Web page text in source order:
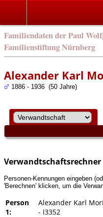
Familiendaten der Paul
Familienstiftung Nürnberg
Alexander Karl
1886 - 1936 (50 Jahre)
Verwandtschaftsrechner
Personen-Kennungen eingeben
'Berechnen' klicken, um die
Person
1:
Alexander Karl
- I3352